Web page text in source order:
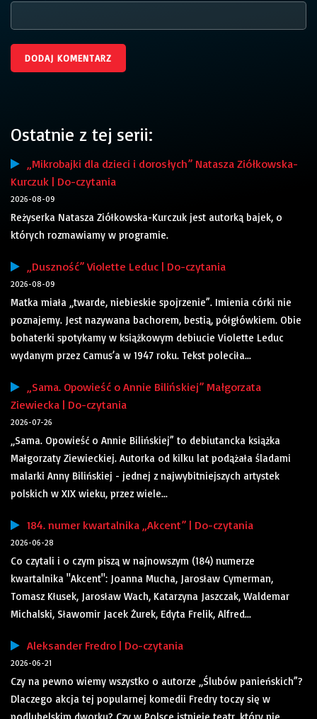
Ostatnie z tej serii:
„Mikrobajki dla dzieci i dorosłych” Natasza Ziółkowska-
Kurczuk | Do-czytania
2026-08-09
Reżyserka Natasza Ziółkowska-Kurczuk jest autorką bajek, o
których rozmawiamy w programie.
„Duszność” Violette Leduc | Do-czytania
2026-08-09
Matka miała „twarde, niebieskie spojrzenie”. Imienia córki nie
poznajemy. Jest nazywana bachorem, bestią, półgłówkiem. Obie
bohaterki spotykamy w książkowym debiucie Violette Leduc
wydanym przez Camus’a w 1947 roku. Tekst poleciła...
„Sama. Opowieść o Annie Bilińskiej” Małgorzata
Ziewiecka | Do-czytania
2026-07-26
„Sama. Opowieść o Annie Bilińskiej” to debiutancka książka
Małgorzaty Ziewieckiej. Autorka od kilku lat podążała śladami
malarki Anny Bilińskiej - jednej z najwybitniejszych artystek
polskich w XIX wieku, przez wiele...
184. numer kwartalnika „Akcent” | Do-czytania
2026-06-28
Co czytali i o czym piszą w najnowszym (184) numerze
kwartalnika "Akcent": Joanna Mucha, Jarosław Cymerman,
Tomasz Kłusek, Jarosław Wach, Katarzyna Jaszczak, Waldemar
Michalski, Sławomir Jacek Żurek, Edyta Frelik, Alfred...
Aleksander Fredro | Do-czytania
2026-06-21
Czy na pewno wiemy wszystko o autorze „Ślubów panieńskich”?
Dlaczego akcja tej popularnej komedii Fredry toczy się w